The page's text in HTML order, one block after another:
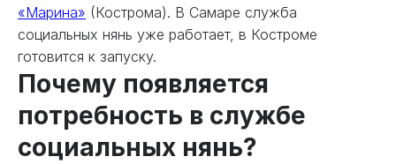
«Марина» (Кострома). В Самаре служба
социальных нянь уже работает, в Костроме
готовится к запуску.
Почему появляется
потребность в службе
социальных нянь?